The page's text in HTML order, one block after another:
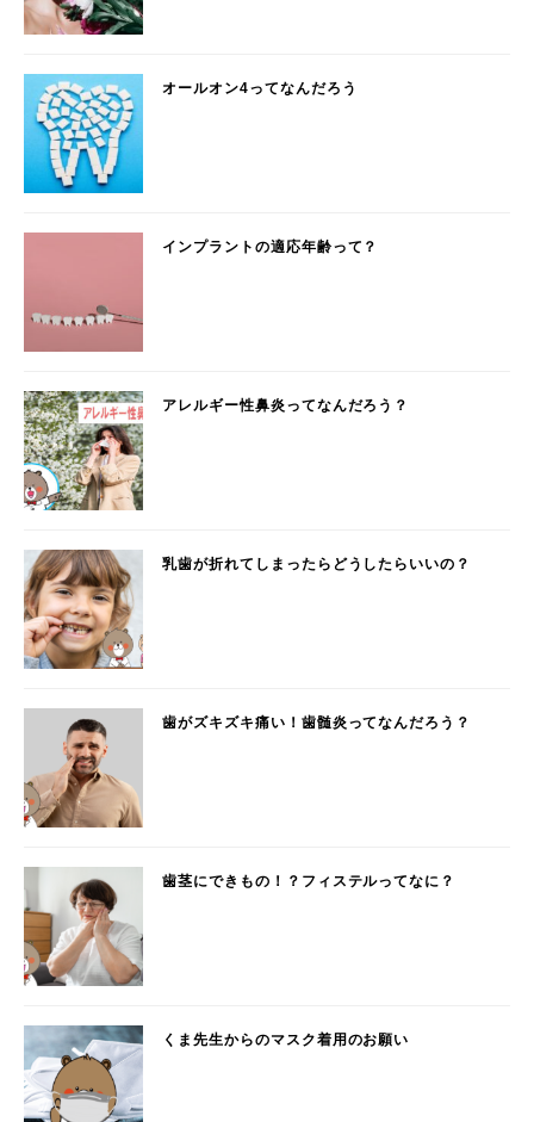
オールオン4ってなんだろう
インプラントの適応年齢って？
アレルギー性鼻炎ってなんだろう？
乳歯が折れてしまったらどうしたらいいの？
歯がズキズキ痛い！歯髄炎ってなんだろう？
歯茎にできもの！？フィステルってなに？
くま先生からのマスク着用のお願い